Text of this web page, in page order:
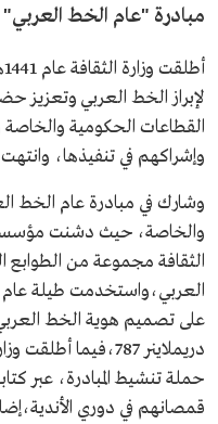
مبادرة "عام الخط العربي"
لإبراز الخط العربي
القطاعات الحكومية والخاصة
وإشراكهم في تنفيذها، وانتهت
وشارك في مبادرة عام الخط
والخاصة، حيث دشنت
الثقافة مجموعة من الطوابع
على تصميم هوية الخط
دريملاينر 787،فيما
حملة تنشيط المبادرة، عبر
قمصانهم في دوري